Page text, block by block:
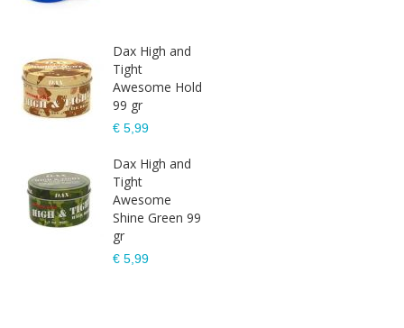
Dax High and
Tight
Awesome Hold
99 gr
€ 5,99
Dax High and
Tight
Awesome
Shine Green 99
gr
€ 5,99